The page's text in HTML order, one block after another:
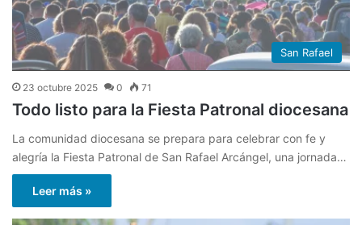
San Rafael
23 octubre 2025 0 71
Todo listo para la Fiesta Patronal diocesana
La comunidad diocesana se prepara para celebrar con fe y
alegría la Fiesta Patronal de San Rafael Arcángel, una jornada…
Leer más »